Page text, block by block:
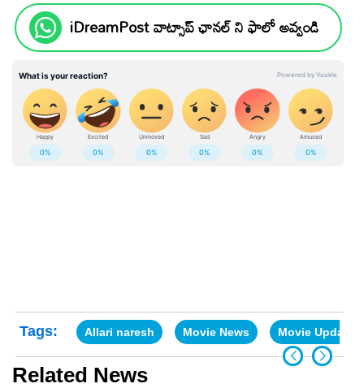
iDreamPost వాట్సాప్ ఛానల్ ని ఫాలో అవ్వండి
Tags: Allari naresh Movie News Movie Updates
Related News